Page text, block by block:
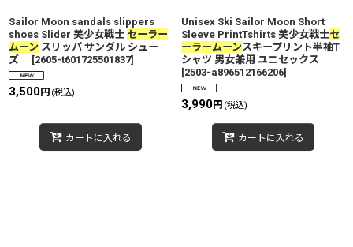
Sailor Moon sandals slippers
shoes Slider 美少女戦士 セーラー
ムーン スリッパ サンダル シュー
ズ
[2605-t601725501837]
3,500円 (税込)
カートに入れる
Unisex Ski Sailor Moon Short
Sleeve PrintTshirts 美少女戦士セ
ーラームーンスキープリント半袖T
シャツ 男女兼用 ユニセックス
[2503-a896512166206]
3,990円 (税込)
カートに入れる